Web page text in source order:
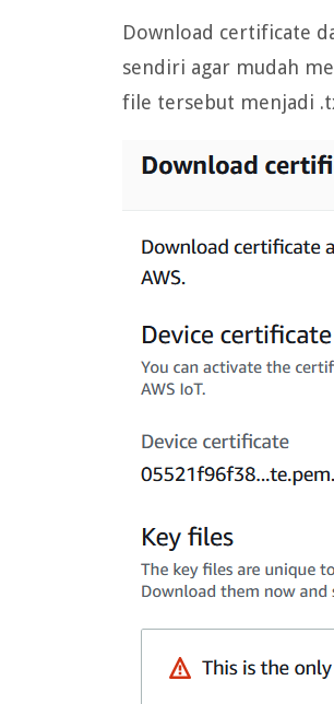
Download certificate
sendiri agar mudah
file tersebut menjadi